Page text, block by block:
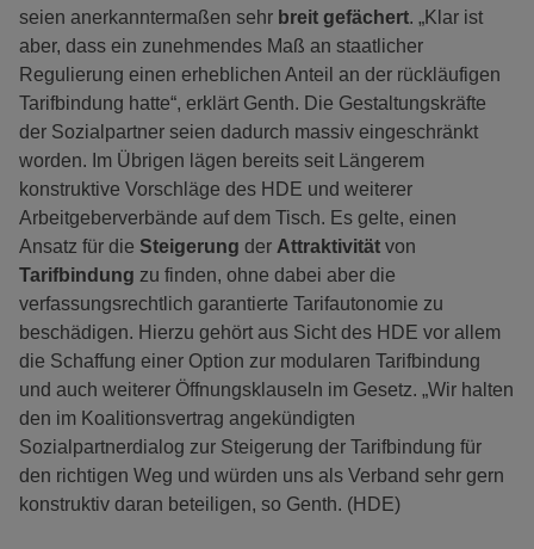
seien anerkanntermaßen sehr breit gefächert. „Klar ist
aber, dass ein zunehmendes Maß an staatlicher
Regulierung einen erheblichen Anteil an der rückläufigen
Tarifbindung hatte“, erklärt Genth. Die Gestaltungskräfte
der Sozialpartner seien dadurch massiv eingeschränkt
worden. Im Übrigen lägen bereits seit Längerem
konstruktive Vorschläge des HDE und weiterer
Arbeitgeberverbände auf dem Tisch. Es gelte, einen
Ansatz für die Steigerung der Attraktivität von
Tarifbindung zu finden, ohne dabei aber die
verfassungsrechtlich garantierte Tarifautonomie zu
beschädigen. Hierzu gehört aus Sicht des HDE vor allem
die Schaffung einer Option zur modularen Tarifbindung
und auch weiterer Öffnungsklauseln im Gesetz. „Wir halten
den im Koalitionsvertrag angekündigten
Sozialpartnerdialog zur Steigerung der Tarifbindung für
den richtigen Weg und würden uns als Verband sehr gern
konstruktiv daran beteiligen, so Genth. (HDE)